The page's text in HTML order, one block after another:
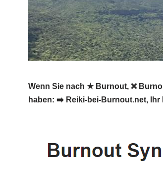
Wenn Sie nach ★ Burnout, ❌
haben: ➡️ Reiki-bei-Burnout.net,